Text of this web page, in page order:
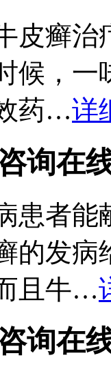
皮癣治
候，一
药…详
询在
患者能
的发病
且牛…
询在